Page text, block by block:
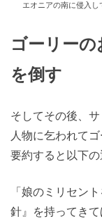
エオニアの南に侵入
ゴーリーの
を倒す
そしてその後、
人物に乞われて
要約すると以下の
「娘のミリセン
針』を持ってきて